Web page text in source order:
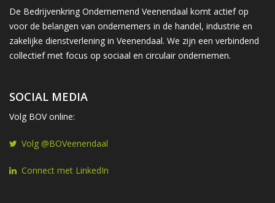
De Bedrijvenkring Ondernemend Veenendaal komt actief op
voor de belangen van ondernemers in de handel, industrie en
zakelijke dienstverlening in Veenendaal. We zijn een verbindend
collectief met focus op sociaal en circulair ondernemen.
SOCIAL MEDIA
Volg BOV online:
Volg @BOVeenendaal
Connect met LinkedIn